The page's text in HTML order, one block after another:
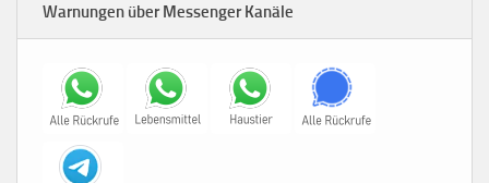
Warnungen über Messenger Kanäle